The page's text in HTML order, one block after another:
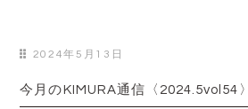
2024年5月13日
今月のKIMURA通信〈2024.5vol54〉